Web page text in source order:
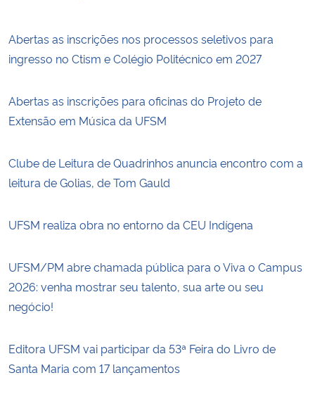
Abertas as inscrições nos processos seletivos para
ingresso no Ctism e Colégio Politécnico em 2027
Abertas as inscrições para oficinas do Projeto de
Extensão em Música da UFSM
Clube de Leitura de Quadrinhos anuncia encontro com a
leitura de Golias, de Tom Gauld
UFSM realiza obra no entorno da CEU Indígena
UFSM/PM abre chamada pública para o Viva o Campus
2026: venha mostrar seu talento, sua arte ou seu
negócio!
Editora UFSM vai participar da 53ª Feira do Livro de
Santa Maria com 17 lançamentos